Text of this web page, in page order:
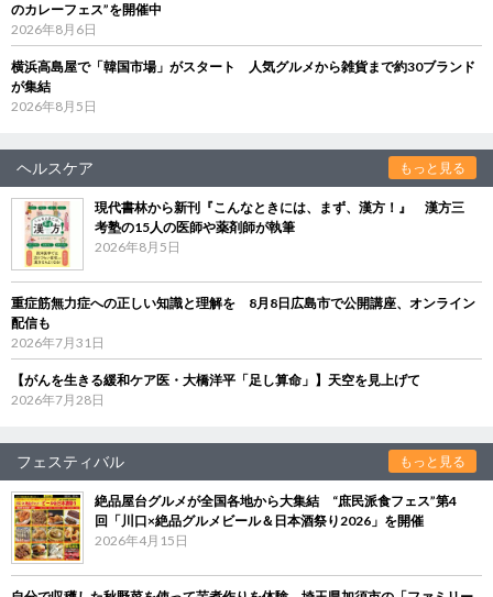
のカレーフェス”を開催中
2026年8月6日
横浜高島屋で「韓国市場」がスタート 人気グルメから雑貨まで約30ブランド
が集結
2026年8月5日
ヘルスケア もっと見る
現代書林から新刊『こんなときには、まず、漢方！』 漢方三
考塾の15人の医師や薬剤師が執筆
2026年8月5日
重症筋無力症への正しい知識と理解を 8月8日広島市で公開講座、オンライン
配信も
2026年7月31日
【がんを生きる緩和ケア医・大橋洋平「足し算命」】天空を見上げて
2026年7月28日
フェスティバル もっと見る
絶品屋台グルメが全国各地から大集結 “庶民派食フェス”第4
回「川口×絶品グルメビール＆日本酒祭り2026」を開催
2026年4月15日